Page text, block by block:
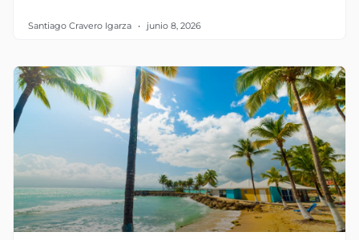
Santiago Cravero Igarza junio 8, 2026